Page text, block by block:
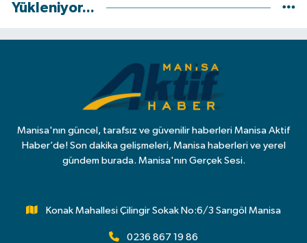
Yükleniyor...
Manisa'nın güncel, tarafsız ve güvenilir haberleri Manisa Aktif
Haber’de! Son dakika gelişmeleri, Manisa haberleri ve yerel
gündem burada. Manisa'nın Gerçek Sesi.
Konak Mahallesi Çilingir Sokak No:6/3 Sarıgöl Manisa
0236 867 19 86